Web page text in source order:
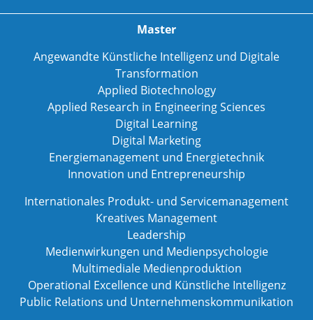
Master
Angewandte Künstliche Intelligenz und Digitale
Transformation
Applied Biotechnology
Applied Research in Engineering Sciences
Digital Learning
Digital Marketing
Energiemanagement und Energietechnik
Innovation und Entrepreneurship
Internationales Produkt- und Servicemanagement
Kreatives Management
Leadership
Medienwirkungen und Medienpsychologie
Multimediale Medienproduktion
Operational Excellence und Künstliche Intelligenz
Public Relations und Unternehmenskommunikation